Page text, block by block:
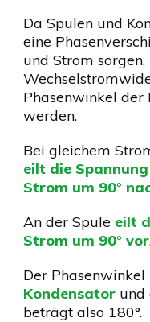
Da Spulen und
eine
und Strom
Phasenwinkel
werden.
Bei gleichem
eilt die
Strom um 90°
An der Spule eilt
Strom um 90° vor
Der
Kondensator und
beträgt also 180°.